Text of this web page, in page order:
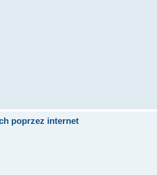
poprzez internet